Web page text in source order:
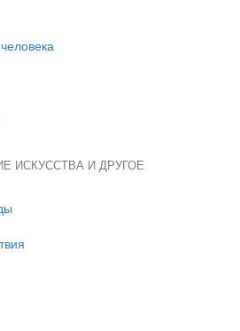
ИСКУССТВА И ДРУГОЕ